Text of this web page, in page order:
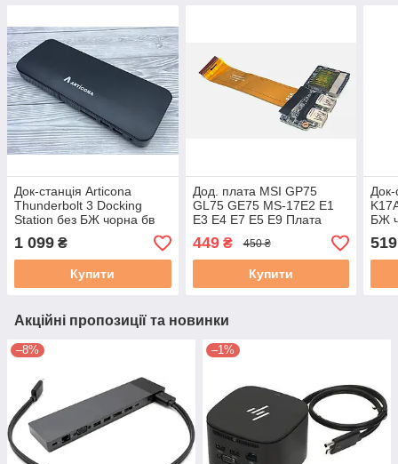
Док-станція Articona
Thunderbolt 3 Docking
Station без БЖ чорна бв
1 099 ₴
Купити
Дод. плата MSI GP75
GL75 GE75 MS-17E2 E1
E3 E4 E7 E5 E9 Плата
USB, Cardreader (MS-
16P7BVER: 1.0) БВ
449₴ 450 ₴
Купити
Док-
БЖ
519
Акційні пропозиції та новинки
–8% –1%